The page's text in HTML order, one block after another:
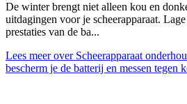
De winter brengt niet alleen kou en
uitdagingen voor je scheerapparaat.
prestaties van de ba...
Lees meerover Scheerapparaat
bescherm je de batterij en messen tegen